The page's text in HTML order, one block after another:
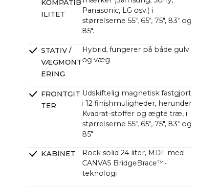
KOMPATIB
ILITET
Panasonic, LG osv.) i
størrelserne 55", 65", 75", 83" og
85".
STATIV /
VÆGMONT
ERING
Hybrid, fungerer på både gulv
og væg
FRONTGIT
TER
Udskiftelig magnetisk fastgjort
i 12 finishmuligheder, herunder
Kvadrat-stoffer og ægte træ, i
størrelserne 55", 65", 75", 83" og
85"
KABINET
Rock solid 24 liter, MDF med
CANVAS BridgeBrace™-
teknologi